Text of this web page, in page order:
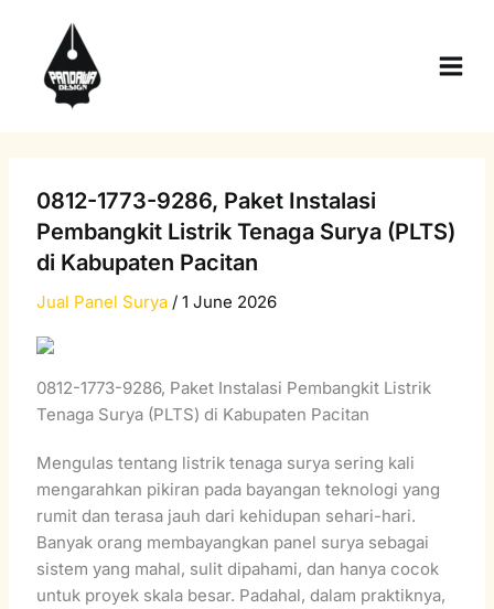
content
0812-1773-9286, Paket Instalasi
Pembangkit Listrik Tenaga Surya (PLTS)
di Kabupaten Pacitan
Jual Panel Surya /1 June 2026
0812-1773-9286, Paket Instalasi Pembangkit Listrik
Tenaga Surya (PLTS) di Kabupaten Pacitan
Mengulas tentang listrik tenaga surya sering kali
mengarahkan pikiran pada bayangan teknologi yang
rumit dan terasa jauh dari kehidupan sehari-hari.
Banyak orang membayangkan panel surya sebagai
sistem yang mahal, sulit dipahami, dan hanya cocok
untuk proyek skala besar. Padahal, dalam praktiknya,